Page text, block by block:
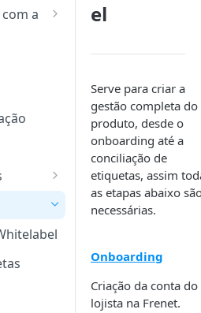
a
el
Serve para criar a
gestão completa do
produto, desde o
onboarding até a
conciliação de
etiquetas, assim
as etapas abaixo
necessárias.
Onboarding
Criação da conta do
lojista na Frenet.